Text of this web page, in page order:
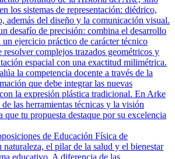
los sistemas de representación: diédrico,
además del diseño y la comunicación visual.
desafío de precisión: combina el desarrollo
un ejercicio práctico de carácter técnico
resolver complejos trazados geométricos y
espacial con una exactitud milimétrica.
la competencia docente a través de la
que debe integrar las nuevas
la expresión plástica tradicional. En Arke
las herramientas técnicas y la visión
que tu propuesta destaque por su excelencia
de Educación Física de
naturaleza, el pilar de la salud y el bienestar
educativo. A diferencia de las